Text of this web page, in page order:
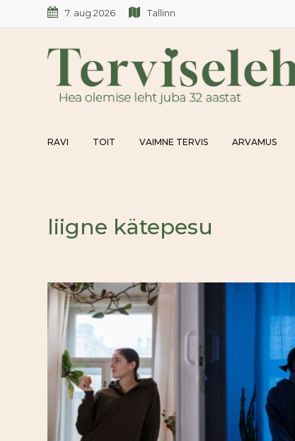
to
7. aug 2026 Tallinn
RAVI TOIT VAIMNE TERVIS ARVAMUS
liigne kätepesu